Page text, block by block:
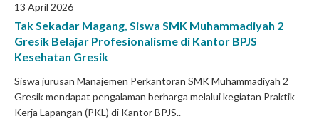
13 April 2026
Tak Sekadar Magang, Siswa SMK Muhammadiyah 2
Gresik Belajar Profesionalisme di Kantor BPJS
Kesehatan Gresik
Siswa jurusan Manajemen Perkantoran SMK Muhammadiyah 2
Gresik mendapat pengalaman berharga melalui kegiatan Praktik
Kerja Lapangan (PKL) di Kantor BPJS..